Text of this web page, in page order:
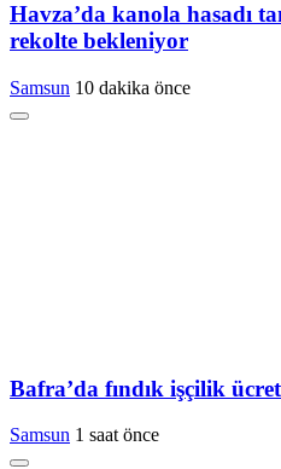
Havza’da kanola hasadı
rekolte bekleniyor
Samsun 10 dakika önce
Bafra’da fındık işçilik
Samsun 1 saat önce